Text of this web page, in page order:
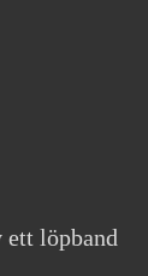
ett löpband